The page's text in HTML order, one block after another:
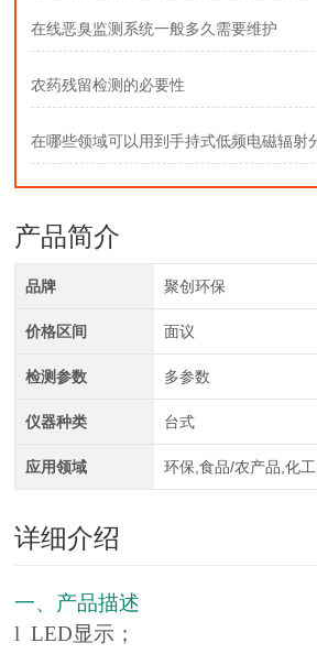
在线恶臭监测系统一般多久需要维护
农药残留检测的必要性
在哪些领域可以用到手持式低频电磁辐射
产品简介
品牌 聚创环保
价格区间 面议
检测参数 多参数
仪器种类 台式
应用领域 环保,食品/农产品,化
详细介绍
一、产品描述
l LED显示；